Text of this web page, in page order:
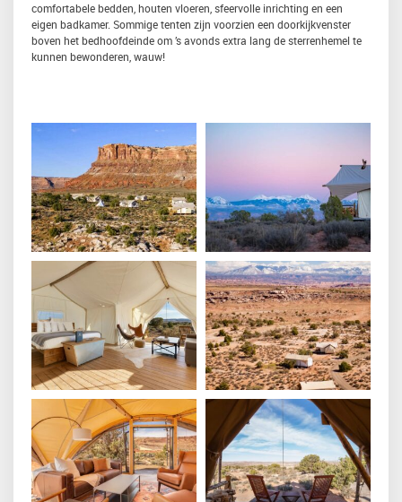
comfortabele bedden, houten vloeren, sfeervolle inrichting en een
eigen badkamer. Sommige tenten zijn voorzien een doorkijkvenster
boven het bedhoofdeinde om ’s avonds extra lang de sterrenhemel te
kunnen bewonderen, wauw!